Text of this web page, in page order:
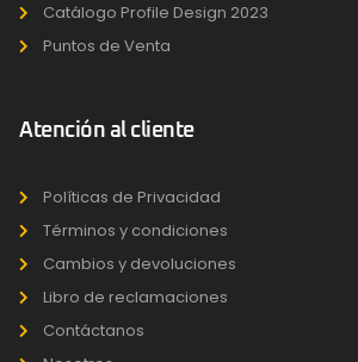
Catálogo Profile Design 2023
Puntos de Venta
Atención al cliente
Políticas de Privacidad
Términos y condiciones
Cambios y devoluciones
Libro de reclamaciones
Contáctanos